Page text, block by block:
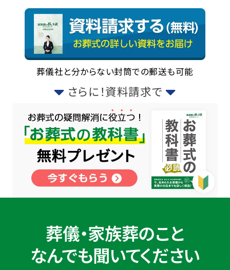
葬儀社と分からない封筒での郵送も可能
さらに！資料請求で
葬儀・家族葬のこと
なんでも聞いてください